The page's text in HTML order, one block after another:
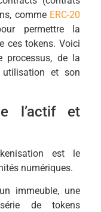
comme ERC-20
permettre la
ces tokens. Voici
processus, de la
utilisation et son
l’actif et
est le
numériques.
immeuble, une
de tokens